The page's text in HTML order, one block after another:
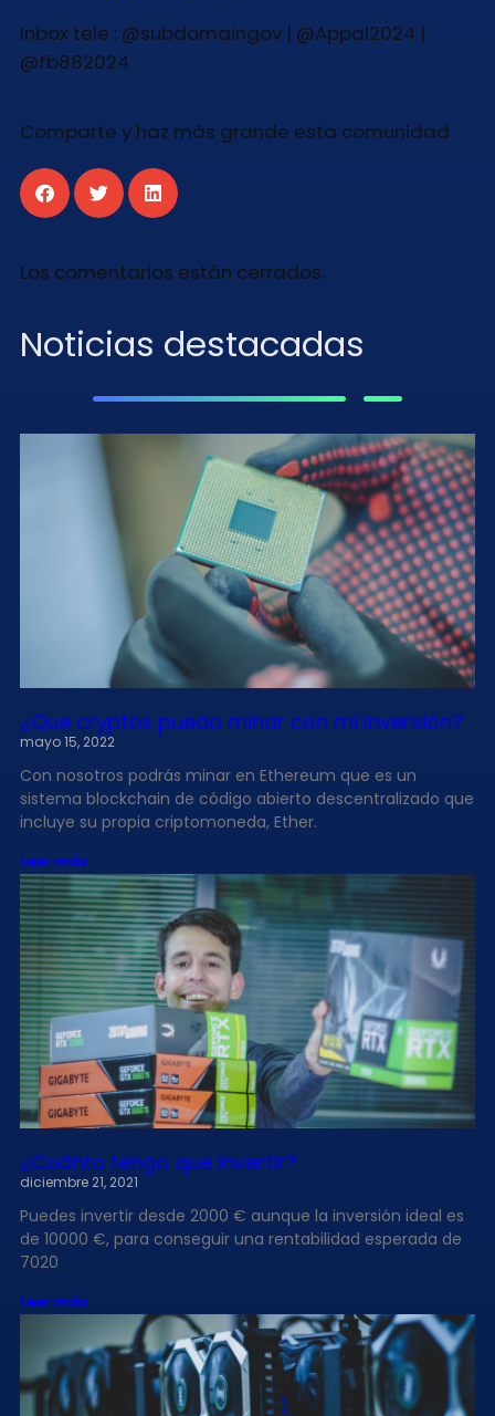
Inbox tele : @subdomaingov | @Appal2024 |
@fb882024
Comparte y haz más grande esta comunidad
Los comentarios están cerrados.
Noticias destacadas
¿Que cryptos puedo minar con mi inversión?
mayo 15, 2022
Con nosotros podrás minar en Ethereum que es un
sistema blockchain de código abierto descentralizado que
incluye su propia criptomoneda, Ether.
Leer más
¿Cuánto tengo que invertir?
diciembre 21, 2021
Puedes invertir desde 2000 € aunque la inversión ideal es
de 10000 €, para conseguir una rentabilidad esperada de
7020
Leer más